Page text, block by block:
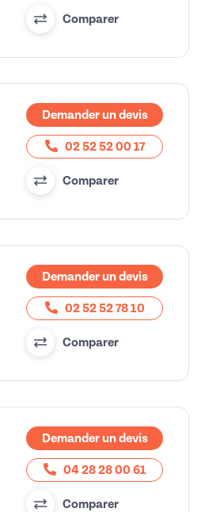
Comparer
Demander un devis
02 52 52 00 17
Comparer
Demander un devis
02 52 52 78 10
Comparer
Demander un devis
04 28 28 00 61
Comparer